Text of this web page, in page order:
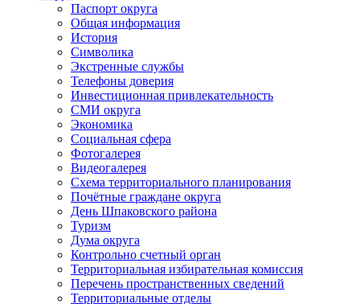
Паспорт округа
Общая информация
История
Символика
Экстренные службы
Телефоны доверия
Инвестиционная привлекательность
СМИ округа
Экономика
Социальная сфера
Фотогалерея
Видеогалерея
Схема территориального планирования
Почётные граждане округа
День Шпаковского района
Туризм
Дума округа
Контрольно счетный орган
Территориальная избирательная комиссия
Перечень пространственных сведений
Территориальные отделы